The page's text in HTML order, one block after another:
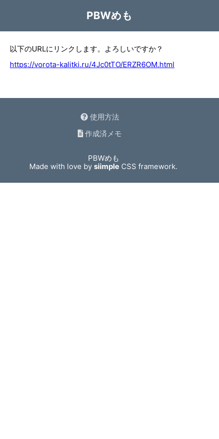
PBWめも
以下のURLにリンクします。よろしいですか？
https://vorota-kalitki.ru/4Jc0tTO/ERZR6OM.html
使用方法
作成済メモ
PBWめも
Made with love bysiimple CSS framework.